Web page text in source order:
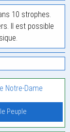
10 strophes.
Il est possible
Notre-Dame
Peuple